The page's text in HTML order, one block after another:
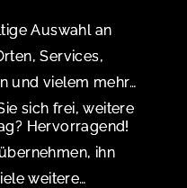
Auswahl an
Services,
und vielem mehr
sich frei, weitere
Hervorragend!
ihn
weitere